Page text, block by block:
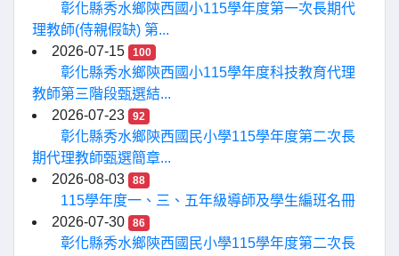
彰化縣秀水鄉陝西國小115學年度第一次長期代
理教師(侍親假缺) 第...
2026-07-15
100
彰化縣秀水鄉陝西國小115學年度科技教育代理
教師第三階段甄選結...
2026-07-23
92
彰化縣秀水鄉陝西國民小學115學年度第二次長
期代理教師甄選簡章...
2026-08-03
88
115學年度一、三、五年級導師及學生編班名冊
2026-07-30
86
彰化縣秀水鄉陝西國民小學115學年度第二次長